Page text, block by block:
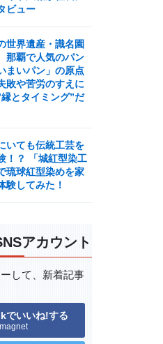
ビュー
世界遺産・識名園
那覇で人気のパン
まいパン」の原点
敗や苦労のすえに
とタイミング”だ
いても伝統工芸を
！？ 「城紅型染工
琉球紅型染めを家
験してみた！
アカウント
して、 新着記事
でいいね!する